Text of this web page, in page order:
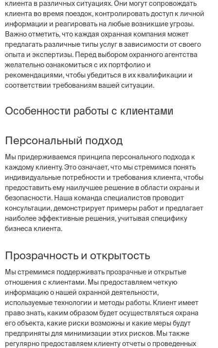
клиента в различных ситуациях. Они могут сопровождать
клиента во время поездок, контролировать доступ к личной
информации и реагировать на любые возникшие угрозы.
Важно отметить, что каждая охранная компания может
предлагать различные типы услуг в зависимости от своего
опыта и экспертизы. Перед выбором охранного агентства
желательно ознакомиться с их портфолио и
рекомендациями, чтобы убедиться в их квалификации и
соответствии требованиям вашей ситуации.
Особенности работы с клиентами
Персональный подход
Мы придерживаемся принципа персонального подхода к
каждому клиенту. Это означает, что мы стремимся понять
индивидуальные потребности и требования клиента, чтобы
предоставить ему наилучшее решение в области охраны и
безопасности. Наша команда специалистов проводит
консультации, демонстрирует примеры работ и предлагает
наиболее эффективные решения, учитывая специфику
бизнеса клиента.
Прозрачность и открытость
Мы стремимся поддерживать прозрачные и открытые
отношения с клиентами. Мы предоставляем четкую
информацию о нашей охранной деятельности,
используемые технологии и методы работы. Клиент имеет
право знать, каким образом будет осуществляться охрана
его объекта, какие риски возможны и какие меры будут
предприняты для минимизации этих рисков. Мы также
регулярно предоставляем клиенту отчеты о проведенных